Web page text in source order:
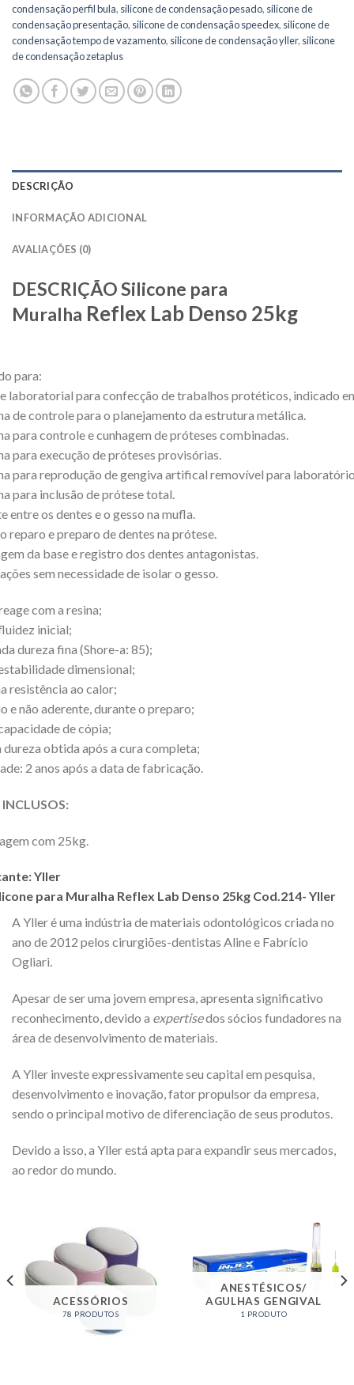
condensação perfil bula, silicone de condensação pesado, silicone de
condensação presentação, silicone de condensação speedex, silicone de
condensação tempo de vazamento, silicone de condensação yller, silicone
de condensação zetaplus
DESCRIÇÃO
INFORMAÇÃO ADICIONAL
AVALIAÇÕES (0)
DESCRIÇÃO Silicone para
Muralha Reflex Lab Denso 25kg
para:
laboratorial para confecção de trabalhos protéticos, indicado
de controle para o planejamento da estrutura metálica.
para controle e cunhagem de próteses combinadas.
para execução de próteses provisórias.
para reprodução de gengiva artifical removível para
para inclusão de prótese total.
entre os dentes e o gesso na mufla.
reparo e preparo de dentes na prótese.
da base e registro dos dentes antagonistas.
sem necessidade de isolar o gesso.
com a resina;
inicial;
dureza fina (Shore-a: 85);
dimensional;
resistência ao calor;
e não aderente, durante o preparo;
de cópia;
dureza obtida após a cura completa;
2 anos após a data de fabricação.
INCLUSOS:
com 25kg.
Yller
para Muralha Reflex Lab Denso 25kg Cod.214- Yller
A Yller é uma indústria de materiais odontológicos criada no
ano de 2012 pelos cirurgiões-dentistas Aline e Fabrício
Ogliari.
Apesar de ser uma jovem empresa, apresenta significativo
reconhecimento, devido a expertisedos sócios fundadores na
área de desenvolvimento de materiais.
A Yller investe expressivamente seu capital em pesquisa,
desenvolvimento e inovação, fator propulsor da empresa,
sendo o principal motivo de diferenciação de seus produtos.
Devido a isso, a Yller está apta para expandir seus mercados,
ao redor do mundo.
ACESSÓRIOS
78 PRODUTOS
ANESTÉSICOS/
AGULHAS GENGIVAL
1 PRODUTO